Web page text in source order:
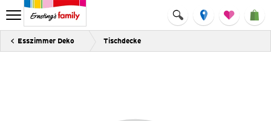
Esszimmer Deko Tischdecke